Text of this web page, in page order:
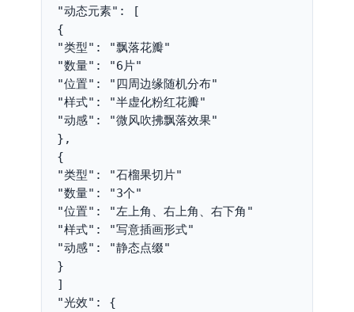
"动态元素": [
{
"类型": "飘落花瓣"
"数量": "6片"
"位置": "四周边缘随机分布"
"样式": "半虚化粉红花瓣"
"动感": "微风吹拂飘落效果"
},
{
"类型": "石榴果切片"
"数量": "3个"
"位置": "左上角、右上角、右下角"
"样式": "写意插画形式"
"动感": "静态点缀"
}
]
"光效": {